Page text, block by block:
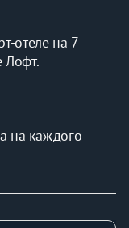
отеле на 7
Лофт.
на каждого